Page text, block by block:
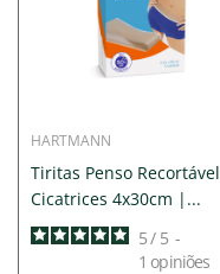
HARTMANN
Tiritas Penso Recortável
Cicatrices 4x30cm |...
5/ 5 -
1 opiniões